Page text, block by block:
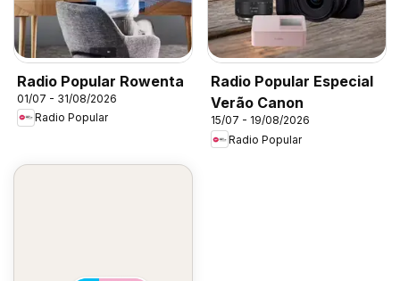
Radio Popular Rowenta
01/07 - 31/08/2026
Radio Popular
Radio Popular Especial
Verão Canon
15/07 - 19/08/2026
Radio Popular